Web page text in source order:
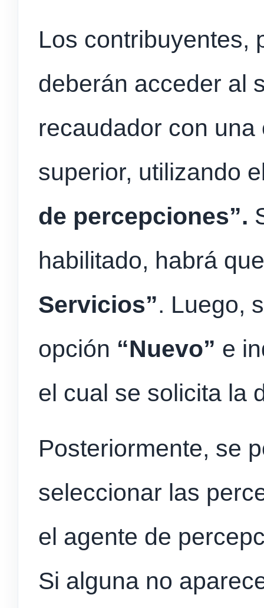
Los contribuyentes,
deberán acceder al
recaudador con
superior, utilizando
de percepciones”.
habilitado, habrá
Servicios”. Luego,
opción “Nuevo” e
el cual se solicita la
Posteriormente, se
seleccionar las
el agente de
Si alguna no